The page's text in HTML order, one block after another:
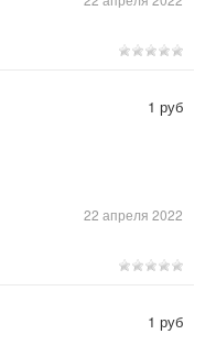
22 апреля 2022
1 руб
1 руб